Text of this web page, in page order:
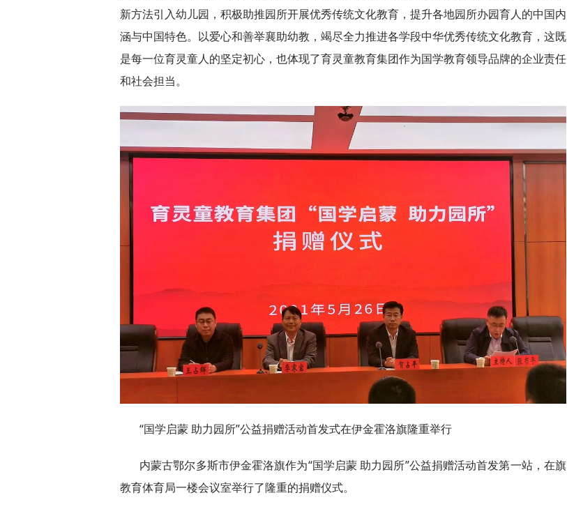
新方法引入幼儿园，积极助推园所开展优秀传统文化教育，提升各地园所办园育人的中国内
涵与中国特色。以爱心和善举襄助幼教，竭尽全力推进各学段中华优秀传统文化教育，这既
是每一位育灵童人的坚定初心，也体现了育灵童教育集团作为国学教育领导品牌的企业责任
和社会担当。
“国学启蒙 助力园所”公益捐赠活动首发式在伊金霍洛旗隆重举行
内蒙古鄂尔多斯市伊金霍洛旗作为“国学启蒙 助力园所”公益捐赠活动首发第一站，在旗
教育体育局一楼会议室举行了隆重的捐赠仪式。